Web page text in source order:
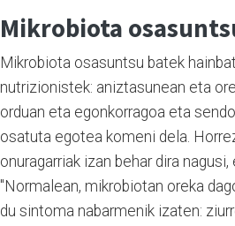
Mikrobiota
Mikrobiota osasuntsu batek
nutrizionistek: aniztasunean eta
orduan eta egonkorragoa eta
osatuta egotea komeni dela.
onuragarriak izan behar dira
"Normalean, mikrobiotan oreka
du sintoma nabarmenik izaten: